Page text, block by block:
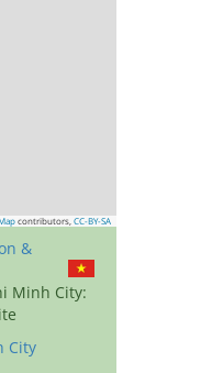
contributors, CC-BY-SA
&
Minh City:
City